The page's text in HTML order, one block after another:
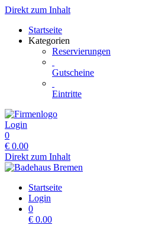
Direkt zum Inhalt
Startseite
Kategorien
Reservierungen
Gutscheine
Eintritte
Login
0
€ 0.00
Direkt zum Inhalt
Startseite
Login
0
€ 0.00